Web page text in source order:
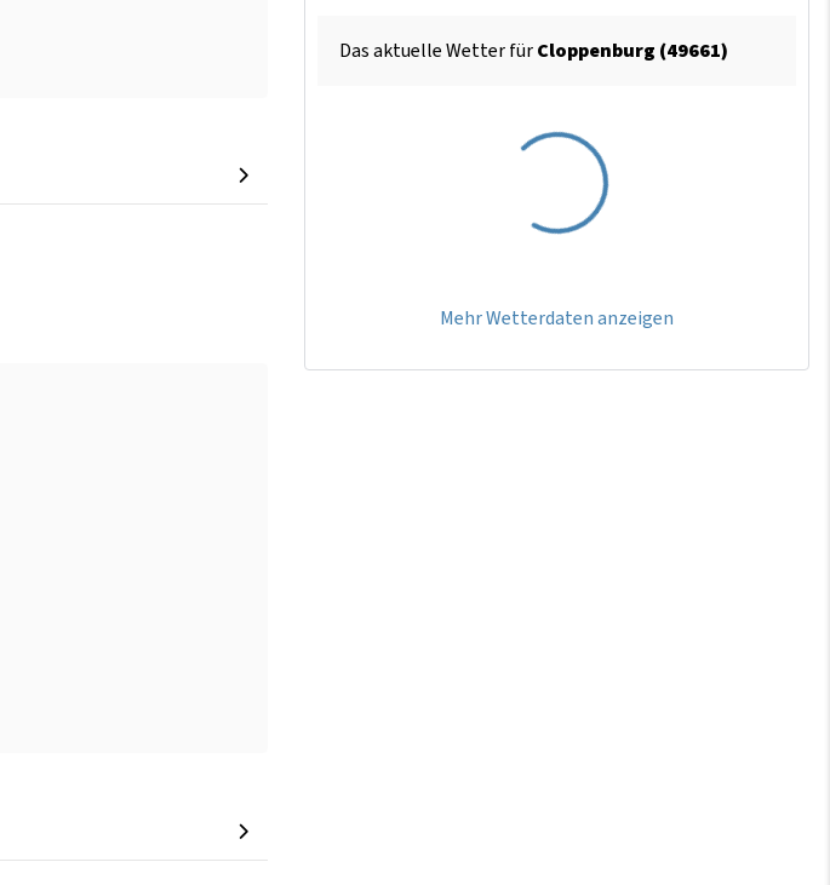
Das aktuelle Wetter fürCloppenburg (49661)
Mehr Wetterdaten anzeigen